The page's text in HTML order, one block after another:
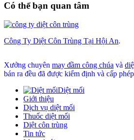
Có thể bạn quan tâm
Công Ty Diệt Côn Trùng Tại Hội An.
Xưởng chuyên may đầm công chúa và
bán ra đều đã được kiểm định và cấp
Diệt mối
Giới thiệu
Dịch vụ diệt mối
Thuốc diệt mối
Diệt côn trùng
Tin tức